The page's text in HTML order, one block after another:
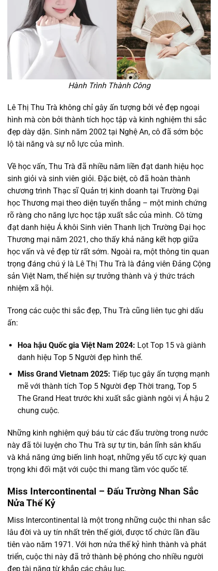
Hành Trình Thành Công
Lê Thị Thu Trà không chỉ gây ấn tượng bởi vẻ đẹp ngoại
hình mà còn bởi thành tích học tập và kinh nghiệm thi sắc
đẹp dày dặn. Sinh năm 2002 tại Nghệ An, cô đã sớm bộc
lộ tài năng và sự nỗ lực của mình.
Về học vấn, Thu Trà đã nhiều năm liền đạt danh hiệu học
sinh giỏi và sinh viên giỏi. Đặc biệt, cô đã hoàn thành
chương trình Thạc sĩ Quản trị kinh doanh tại Trường Đại
học Thương mại theo diện tuyển thẳng – một minh chứng
rõ ràng cho năng lực học tập xuất sắc của mình. Cô từng
đạt danh hiệu Á khôi Sinh viên Thanh lịch Trường Đại học
Thương mại năm 2021, cho thấy khả năng kết hợp giữa
học vấn và vẻ đẹp từ rất sớm. Ngoài ra, một thông tin quan
trọng đáng chú ý là Lê Thị Thu Trà là đảng viên Đảng Cộng
sản Việt Nam, thể hiện sự trưởng thành và ý thức trách
nhiệm xã hội.
Trong các cuộc thi sắc đẹp, Thu Trà cũng liên tục ghi dấu
ấn:
Hoa hậu Quốc gia Việt Nam 2024: Lọt Top 15 và giành
danh hiệu Top 5 Người đẹp hình thể.
Miss Grand Vietnam 2025: Tiếp tục gây ấn tượng mạnh
mẽ với thành tích Top 5 Người đẹp Thời trang, Top 5
The Grand Heat trước khi xuất sắc giành ngôi vị Á hậu 2
chung cuộc.
Những kinh nghiệm quý báu từ các đấu trường trong nước
này đã tôi luyện cho Thu Trà sự tự tin, bản lĩnh sân khấu
và khả năng ứng biến linh hoạt, những yếu tố cực kỳ quan
trọng khi đối mặt với cuộc thi mang tầm vóc quốc tế.
Miss Intercontinental – Đấu Trường Nhan Sắc
Nửa Thế Kỷ
Miss Intercontinental là một trong những cuộc thi nhan sắc
lâu đời và uy tín nhất trên thế giới, được tổ chức lần đầu
tiên vào năm 1971. Với hơn nửa thế kỷ hình thành và phát
triển, cuộc thi này đã trở thành bệ phóng cho nhiều người
đẹp tài năng từ khắp các châu lục.